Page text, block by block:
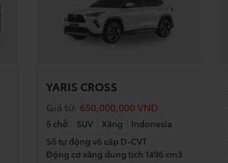
YARIS CROSS
Giá từ: 650,000,000VND
5 chỗ SUV Xăng
Indonesia
Số tự động vô cấp D-CVT
Động cơ xăng dung tích 1496 cm3